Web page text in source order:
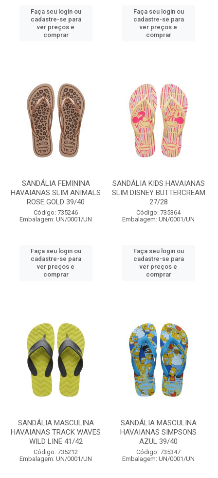
Faça seu login ou
cadastre-se para
ver preços e
comprar
Faça seu login ou
cadastre-se para
ver preços e
comprar
SANDÁLIA FEMININA
HAVAIANAS SLIM ANIMALS
ROSE GOLD 39/40
Código: 735246
Embalagem: UN/0001/UN
Faça seu login ou
cadastre-se para
ver preços e
comprar
SANDÁLIA KIDS HAVAIANAS
SLIM DISNEY BUTTERCREAM
27/28
Código: 735364
Embalagem: UN/0001/UN
Faça seu login ou
cadastre-se para
ver preços e
comprar
SANDÁLIA MASCULINA
HAVAIANAS TRACK WAVES
WILD LINE 41/42
Código: 735212
Embalagem: UN/0001/UN
SANDÁLIA MASCULINA
HAVAIANAS SIMPSONS
AZUL 39/40
Código: 735347
Embalagem: UN/0001/UN